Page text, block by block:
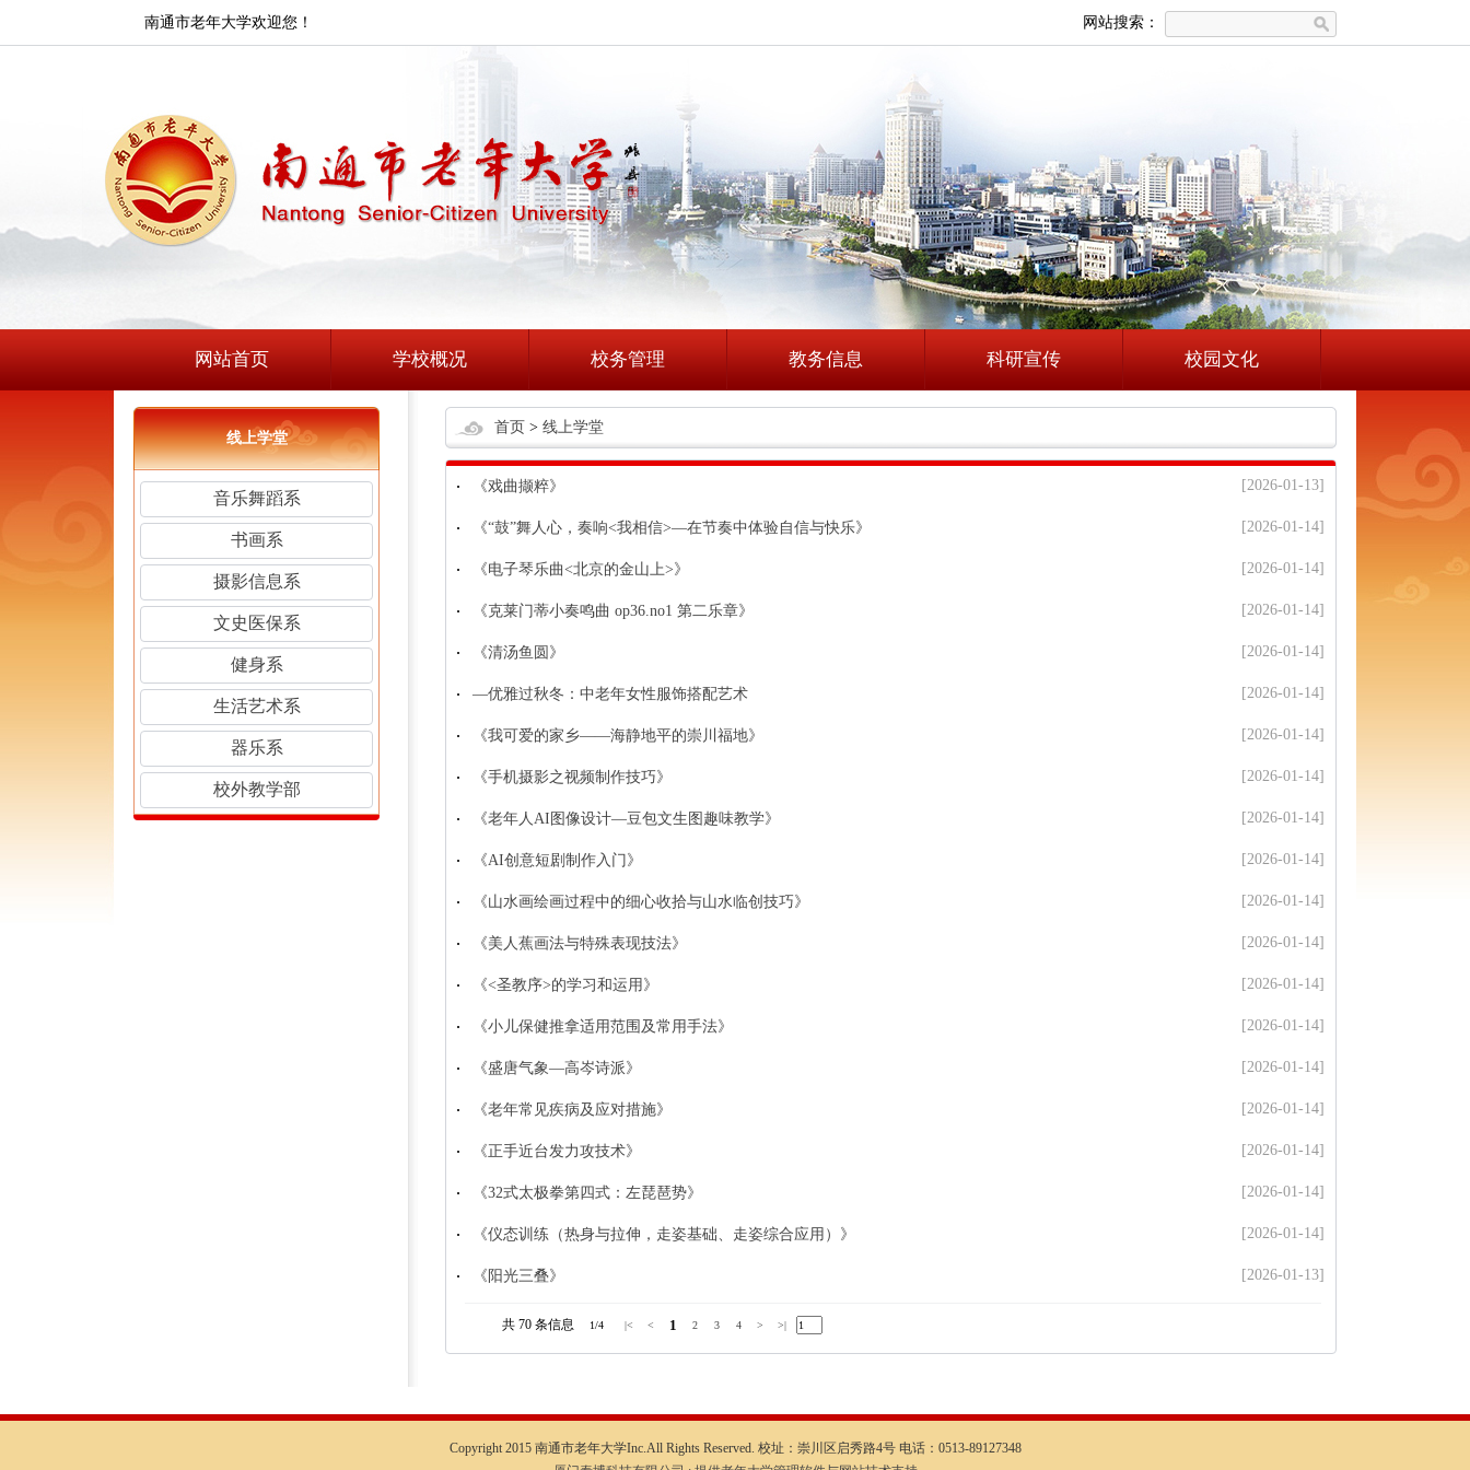
南通市老年大学欢迎您！ 网站搜索：
网站首页 学校概况 校务管理 教务信息 科研宣传 校园文化
线上学堂
音乐舞蹈系
书画系
摄影信息系
文史医保系
健身系
生活艺术系
器乐系
校外教学部
首页 > 线上学堂
《戏曲撷粹》 [2026-01-13]
《“鼓”舞人心，奏响<我相信>—在节奏中体验自信与快乐》 [2026-01-14]
《电子琴乐曲<北京的金山上>》 [2026-01-14]
《克莱门蒂小奏鸣曲 op36.no1 第二乐章》 [2026-01-14]
《清汤鱼圆》 [2026-01-14]
—优雅过秋冬：中老年女性服饰搭配艺术 [2026-01-14]
《我可爱的家乡——海静地平的崇川福地》 [2026-01-14]
《手机摄影之视频制作技巧》 [2026-01-14]
《老年人AI图像设计—豆包文生图趣味教学》 [2026-01-14]
《AI创意短剧制作入门》 [2026-01-14]
《山水画绘画过程中的细心收拾与山水临创技巧》 [2026-01-14]
《美人蕉画法与特殊表现技法》 [2026-01-14]
《<圣教序>的学习和运用》 [2026-01-14]
《小儿保健推拿适用范围及常用手法》 [2026-01-14]
《盛唐气象—高岑诗派》 [2026-01-14]
《老年常见疾病及应对措施》 [2026-01-14]
《正手近台发力攻技术》 [2026-01-14]
《32式太极拳第四式：左琵琶势》 [2026-01-14]
《仪态训练（热身与拉伸，走姿基础、走姿综合应用）》 [2026-01-14]
《阳光三叠》 [2026-01-13]
共 70 条信息 1/4 |< < 1 2 3 4 > >|
Copyright 2015 南通市老年大学Inc.All Rights Reserved. 校址：崇川区启秀路4号 电话：0513-89127348